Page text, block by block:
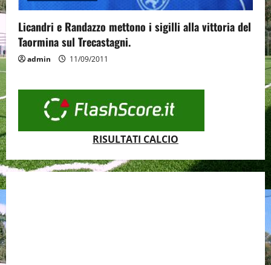
Licandri e Randazzo mettono i sigilli alla vittoria del
Taormina sul Trecastagni.
admin 11/09/2011
RISULTATI CALCIO